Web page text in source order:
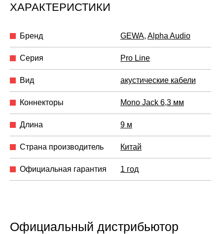
ХАРАКТЕРИСТИКИ
Бренд GEWA, Alpha Audio
Серия Pro Line
Вид акустические кабели
Коннекторы Mono Jack 6,3 мм
Длина 9 м
Страна производитель Китай
Официальная гарантия 1 год
Официальный дистрибьютор